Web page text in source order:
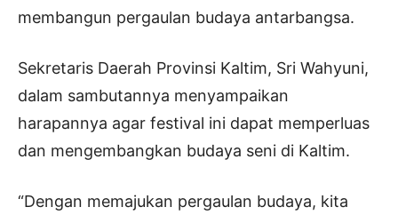
membangun pergaulan budaya antarbangsa.
Sekretaris Daerah Provinsi Kaltim, Sri Wahyuni,
dalam sambutannya menyampaikan
harapannya agar festival ini dapat memperluas
dan mengembangkan budaya seni di Kaltim.
“Dengan memajukan pergaulan budaya, kita